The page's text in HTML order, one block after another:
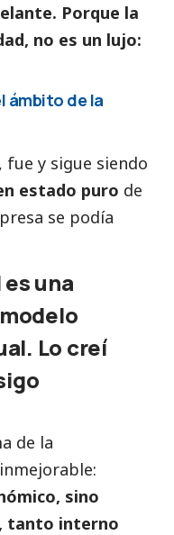
Porque la
no es un lujo:
ámbito de la
fue y sigue siendo
estado puro de
se podía
una
Lo creí
de la
sino
, tanto interno